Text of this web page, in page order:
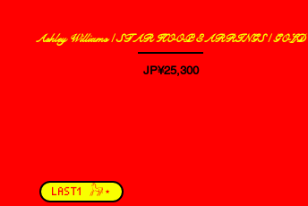
제품보기
Ashley Williams / STAR HOOP EARRINGS / GOLD
가격
JP¥25,300
LAST1 𓃗⋆